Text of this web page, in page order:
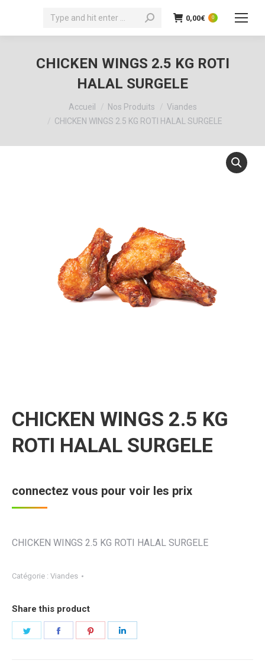
Recherche
0,00€ 0
CHICKEN WINGS 2.5 KG ROTI
HALAL SURGELE
Accueil Nos Produits
Viandes
CHICKEN WINGS 2.5 KG ROTI HALAL SURGELE
CHICKEN WINGS 2.5 KG
ROTI HALAL SURGELE
connectez vous pour voir les prix
CHICKEN WINGS 2.5 KG ROTI HALAL SURGELE
Catégorie : Viandes
Share this product
Partager
Partager Partager